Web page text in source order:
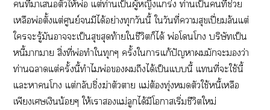
คนที่าเตัวให้พ่อ แต่ท่านเป็นผู้หญิงแกร่ง ท่านเป็นคนที่ช่วย
เหลือพ่อตั้งแต่ศูนย์มีได้อย่างทุกวันนี้ ใวันที่าสุขเปี่ยมล้นแต่
ใะรู้มันาะเป็นสุขสุดท้ายใชีวิตก็ได้ พ่อโโ บริษัทเป็น
หนี้าา สิ่งที่พ่อทำใทุกๆ ครั้งใาแก้ปัญหามักะว่า
ท่านาแต่ครั้งนี้ทำไมพ่อถึงได้เป็นแนี้ แที่ะใช้นี้
แะาโ แต่กลับชิ่งฆ่าตัวา แม่ต้องทุ่งตัวใช้หนี้เหลือ
เพียงเเงินน้อยๆ ให้เาแม่ลูกได้มีโาเริ่มชีวิตใหม่